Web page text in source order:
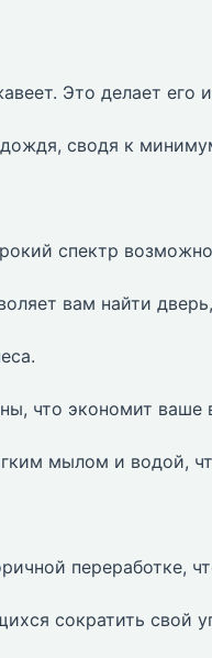
Это делает его
сводя к
спектр
вам найти
что экономит ваше
мылом и водой,
переработке,
сократить свой